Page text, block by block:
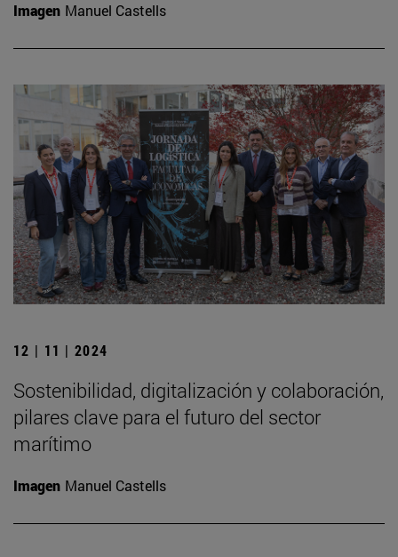
Imagen Manuel Castells
12 | 11 | 2024
Sostenibilidad, digitalización y colaboración,
pilares clave para el futuro del sector
marítimo
Imagen Manuel Castells